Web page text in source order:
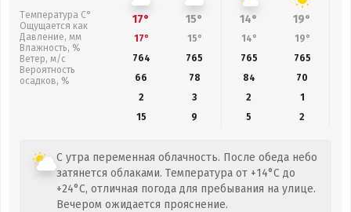
Температура С°
Ощущается как
Давление, мм
Влажность, %
Ветер, м/с
Вероятность
осадков, %
17° 15° 14° 19°
17° 15° 14° 19°
764
765 765 765
66
78 84 70
2
3 2
1
15
9 5 2
С утра переменная облачность. После обеда небо
затянется облаками. Температура от +14°C до
+24°C, отличная погода для пребывания на улице.
Вечером ожидается прояснение.